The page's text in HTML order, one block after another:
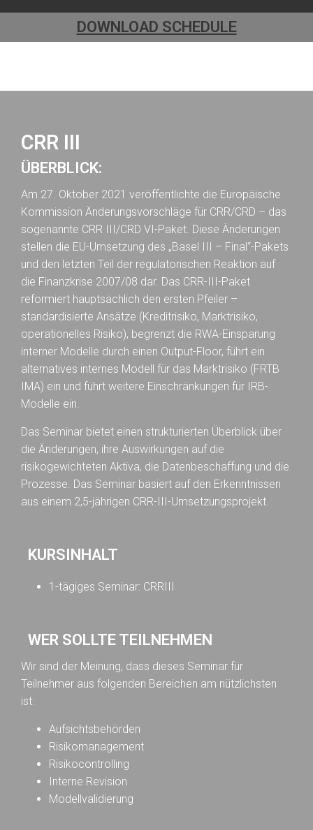
DOWNLOAD SCHEDULE
CRR III
ÜBERBLICK:
Am 27. Oktober 2021 veröffentlichte die Europäische
Kommission Änderungsvorschläge für CRR/CRD – das
sogenannte CRR III/CRD VI-Paket. Diese Änderungen
stellen die EU-Umsetzung des „Basel III – Final“-Pakets
und den letzten Teil der regulatorischen Reaktion auf
die Finanzkrise 2007/08 dar. Das CRR-III-Paket
reformiert hauptsächlich den ersten Pfeiler –
standardisierte Ansätze (Kreditrisiko, Marktrisiko,
operationelles Risiko), begrenzt die RWA-Einsparung
interner Modelle durch einen Output-Floor, führt ein
alternatives internes Modell für das Marktrisiko (FRTB
IMA) ein und führt weitere Einschränkungen für IRB-
Modelle ein.
Das Seminar bietet einen strukturierten Überblick über
die Änderungen, ihre Auswirkungen auf die
risikogewichteten Aktiva, die Datenbeschaffung und die
Prozesse. Das Seminar basiert auf den Erkenntnissen
aus einem 2,5-jährigen CRR-III-Umsetzungsprojekt.
KURSINHALT
1-tägiges Seminar: CRRIII
WER SOLLTE TEILNEHMEN
Wir sind der Meinung, dass dieses Seminar für
Teilnehmer aus folgenden Bereichen am nützlichsten
ist:
Aufsichtsbehörden
Risikomanagement
Risikocontrolling
Interne Revision
Modellvalidierung